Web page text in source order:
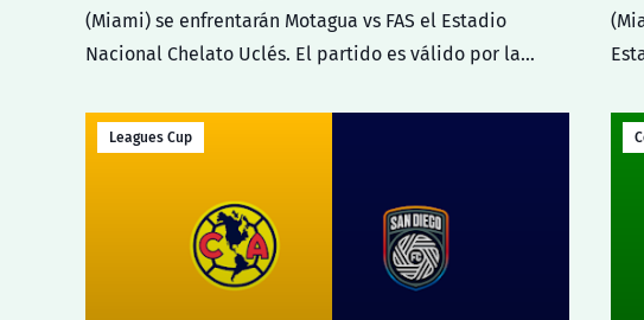
(Miami) se enfrentarán Motagua vs FAS el Estadio
Nacional Chelato Uclés. El partido es válido por la
Leagues Cup